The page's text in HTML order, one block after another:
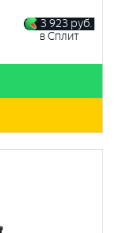
3 923 руб.
в Сплит